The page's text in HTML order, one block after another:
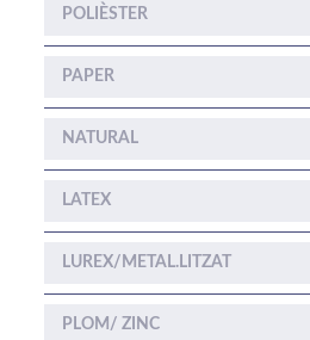
POLIÈSTER
PAPER
NATURAL
LATEX
LUREX/METAL.LITZAT
PLOM/ ZINC